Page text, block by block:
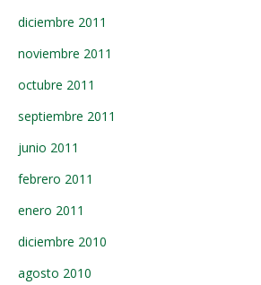
diciembre 2011
noviembre 2011
octubre 2011
septiembre 2011
junio 2011
febrero 2011
enero 2011
diciembre 2010
agosto 2010